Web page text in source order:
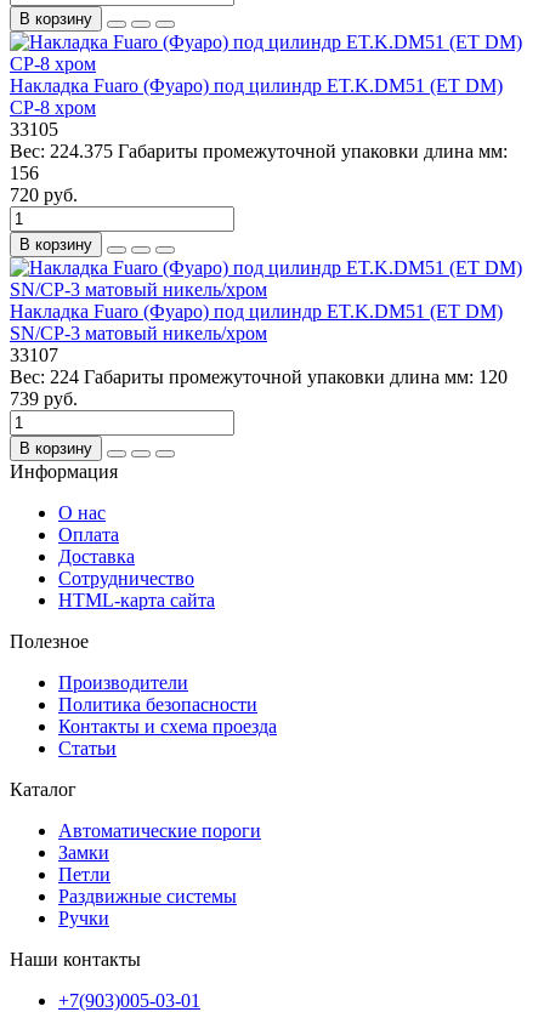
В корзину
Накладка Fuaro (Фуаро) под цилиндр ET.K.DM51 (ET DM)
CP-8 хром
33105
Вес: 224.375 Габариты промежуточной упаковки длина мм:
156
720 руб.
В корзину
Накладка Fuaro (Фуаро) под цилиндр ET.K.DM51 (ET DM)
SN/CP-3 матовый никель/хром
33107
Вес: 224 Габариты промежуточной упаковки длина мм: 120
739 руб.
В корзину
Информация
О нас
Оплата
Доставка
Сотрудничество
HTML-карта сайта
Полезное
Производители
Политика безопасности
Контакты и схема проезда
Статьи
Каталог
Автоматические пороги
Замки
Петли
Раздвижные системы
Ручки
Наши контакты
+7(903)005-03-01